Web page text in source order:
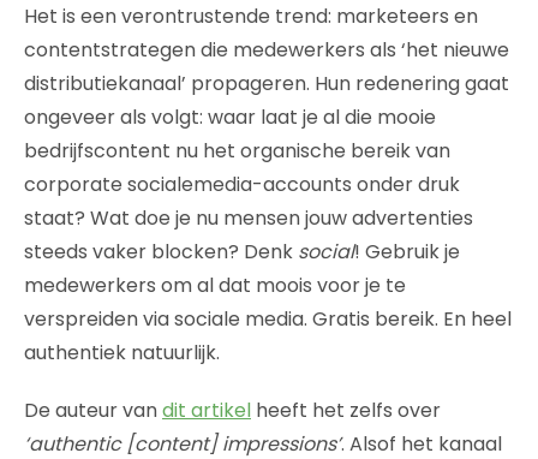
Het is een verontrustende trend: marketeers en
contentstrategen die medewerkers als ‘het nieuwe
distributiekanaal’ propageren. Hun redenering gaat
ongeveer als volgt: waar laat je al die mooie
bedrijfscontent nu het organische bereik van
corporate socialemedia-accounts onder druk
staat? Wat doe je nu mensen jouw advertenties
steeds vaker blocken? Denk social! Gebruik je
medewerkers om al dat moois voor je te
verspreiden via sociale media. Gratis bereik. En heel
authentiek natuurlijk.
De auteur vandit artikel heeft het zelfs over
‘authentic [content] impressions’. Alsof het kanaal